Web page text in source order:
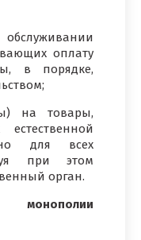
оплату
в порядке,
на товары,
для всех
при этом
орган.
монополии